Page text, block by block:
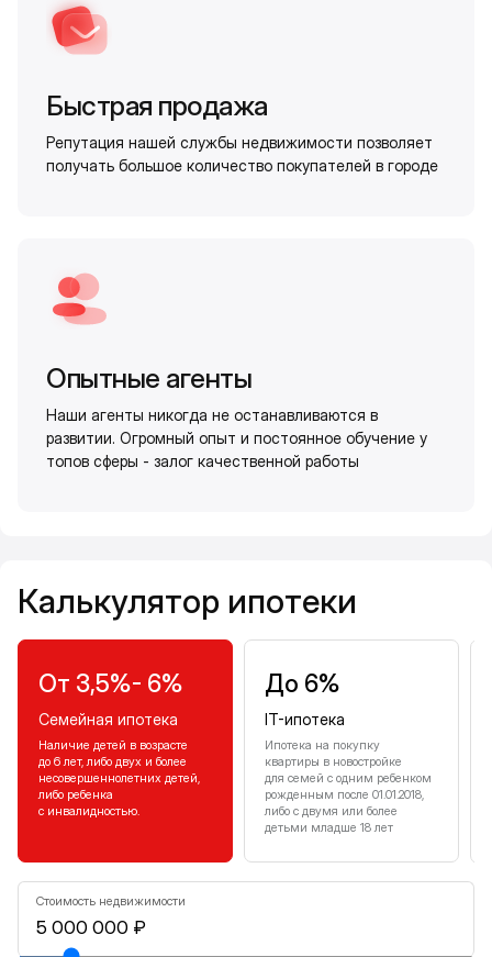
Быстрая продажа
Репутация нашей службы недвижимости позволяет
получать большое количество покупателей в городе
Опытные агенты
Наши агенты никогда не останавливаются в
развитии. Огромный опыт и постоянное обучение у
топов сферы - залог качественной работы
Калькулятор ипотеки
От 3,5%- 6%
Семейная ипотека
Наличие детей в возрасте
до 6 лет, либо двух и более
несовершеннолетних детей,
либо ребенка
с инвалидностью.
До 6%
IT-ипотека
Ипотека на покупку
квартиры в новостройке
для семей с одним ребенком
рожденным после 01.01.2018,
либо с двумя или более
детьми младше 18 лет
Стоимость недвижимости